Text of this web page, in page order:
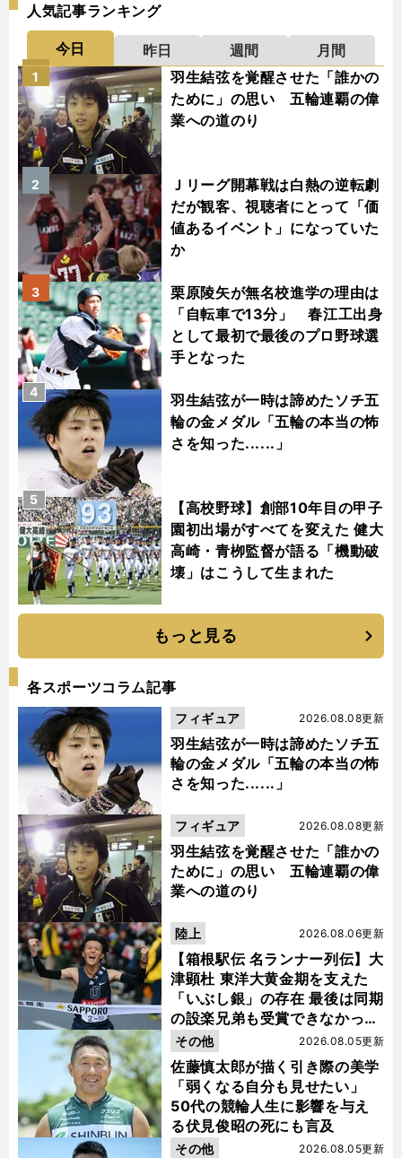
人気記事ランキング
今日 昨日 週間
月間
羽生結弦を覚醒させた「誰かの
ために」の思い 五輪連覇の偉
業への道のり
1
Ｊリーグ開幕戦は白熱の逆転劇
だが観客、視聴者にとって「価
値あるイベント」になっていた
か
2
栗原陵矢が無名校進学の理由は
「自転車で13分」 春江工出身
として最初で最後のプロ野球選
手となった
3
羽生結弦が一時は諦めたソチ五
輪の金メダル「五輪の本当の怖
さを知った......」
4
【高校野球】創部10年目の甲子
園初出場がすべてを変えた 健大
高崎・青栁監督が語る「機動破
壊」はこうして生まれた
5
もっと見る
各スポーツコラム記事
羽生結弦が一時は諦めたソチ五
輪の金メダル「五輪の本当の怖
さを知った......」
2026.08.08更新
フィギュア
羽生結弦を覚醒させた「誰かの
ために」の思い 五輪連覇の偉
業への道のり
2026.08.08更新
フィギュア
【箱根駅伝 名ランナー列伝】大
津顕杜 東洋大黄金期を支えた
「いぶし銀」の存在 最後は同期
の設楽兄弟も受賞できなかった
金栗杯に輝く
2026.08.06更新
陸上
佐藤慎太郎が描く引き際の美学
「弱くなる自分も見せたい」
50代の競輪人生に影響を与え
る伏見俊昭の死にも言及
2026.08.05更新
その他
2026.08.05更新
その他